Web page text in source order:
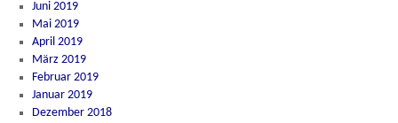
Juni 2019
Mai 2019
April 2019
März 2019
Februar 2019
Januar 2019
Dezember 2018